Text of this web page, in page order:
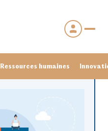
Ressources humaines